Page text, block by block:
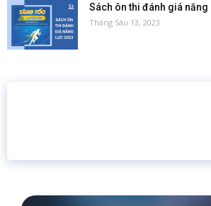
Sách ôn thi đánh giá năng
Tháng Sáu 13, 2023